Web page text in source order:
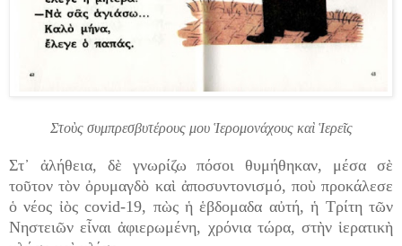
Στοὺς συμπρεσβυτέρους μου Ἱερομονάχους καὶ Ἱερεῖς
Στ᾿ ἀλήθεια, δὲ γνωρίζω πόσοι θυμήθηκαν, μέσα σὲ
τοῦτον τὸν ὀρυμαγδὸ καὶ ἀποσυντονισμό, ποὺ προκάλεσε
ὁ νέος ἰὸς covid-19, πὼς ἡ ἑβδομαδα αὐτή, ἡ Τρίτη τῶν
Νηστειῶν εἶναι ἀφιερωμένη, χρόνια τώρα, στὴν ἱερατικὴ